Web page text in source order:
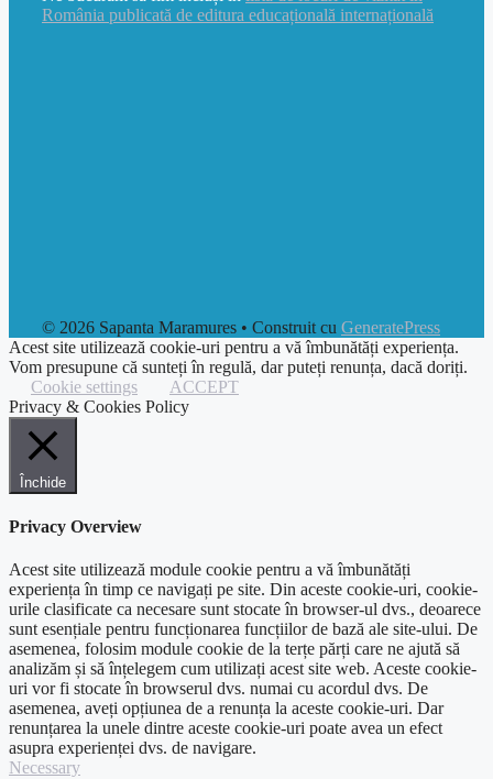
România publicată de editura educațională internațională
© 2026 Sapanta Maramures • Construit cu GeneratePress
Acest site utilizează cookie-uri pentru a vă îmbunătăți experiența.
Vom presupune că sunteți în regulă, dar puteți renunța, dacă doriți.
Cookie settings
ACCEPT
Privacy & Cookies Policy
Închide
Privacy Overview
Acest site utilizează module cookie pentru a vă îmbunătăți
experiența în timp ce navigați pe site. Din aceste cookie-uri, cookie-
urile clasificate ca necesare sunt stocate în browser-ul dvs., deoarece
sunt esențiale pentru funcționarea funcțiilor de bază ale site-ului. De
asemenea, folosim module cookie de la terțe părți care ne ajută să
analizăm și să înțelegem cum utilizați acest site web. Aceste cookie-
uri vor fi stocate în browserul dvs. numai cu acordul dvs. De
asemenea, aveți opțiunea de a renunța la aceste cookie-uri. Dar
renunțarea la unele dintre aceste cookie-uri poate avea un efect
asupra experienței dvs. de navigare.
Necessary